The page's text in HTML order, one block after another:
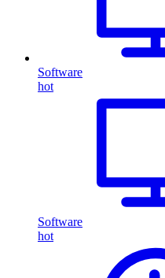
Software
hot
Software
hot